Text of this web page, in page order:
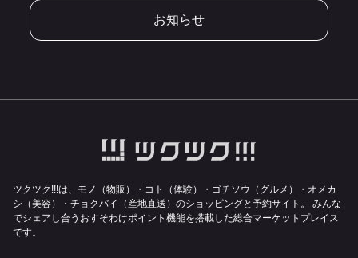
お知らせ
ツクツク!!!は、モノ（物販）・コト（体験）・ゴチソウ（グルメ）・オメカ
シ（美容）・チョクバイ（産地直送）のショッピングと予約サイト。
みんな
でシェアし合うおすそわけポイント機能を搭載した総合マーケットプレイス
です。